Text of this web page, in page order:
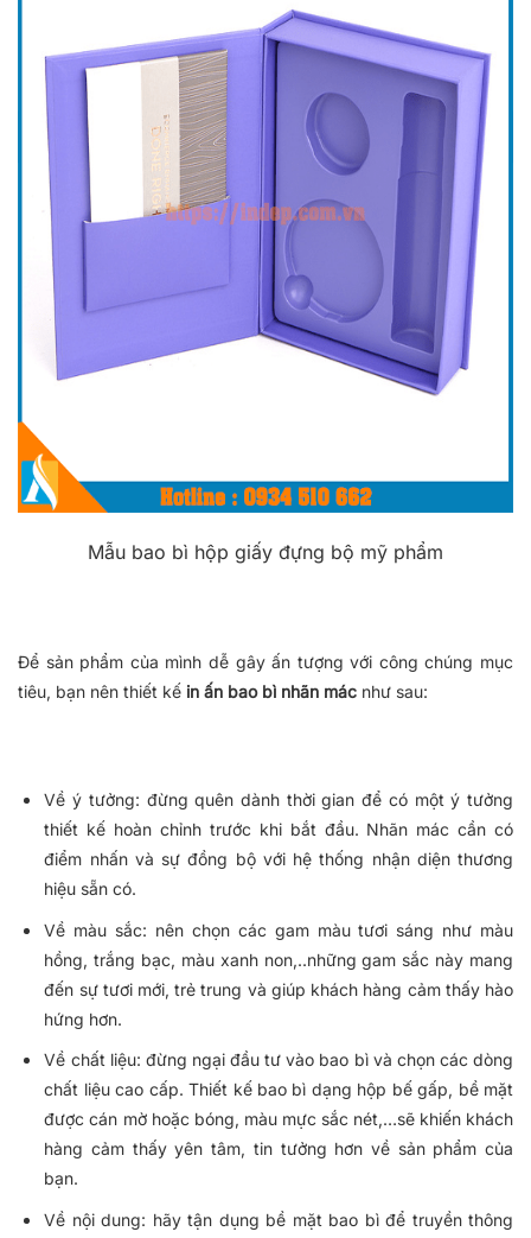
Mẫu bao bì hộp giấy đựng bộ mỹ phẩm
Để sản phẩm của mình dễ gây ấn tượng với công chúng mục
tiêu, bạn nên thiết kế in ấn bao bì nhãn mác như sau:
Về ý tưởng: đừng quên dành thời gian để có một ý tưởng
thiết kế hoàn chỉnh trước khi bắt đầu. Nhãn mác cần có
điểm nhấn và sự đồng bộ với hệ thống nhận diện thương
hiệu sẵn có.
Về màu sắc: nên chọn các gam màu tươi sáng như màu
hồng, trắng bạc, màu xanh non,..những gam sắc này mang
đến sự tươi mới, trẻ trung và giúp khách hàng cảm thấy hào
hứng hơn.
Về chất liệu: đừng ngại đầu tư vào bao bì và chọn các dòng
chất liệu cao cấp. Thiết kế bao bì dạng hộp bế gấp, bề mặt
được cán mờ hoặc bóng, màu mực sắc nét,…sẽ khiến khách
hàng cảm thấy yên tâm, tin tưởng hơn về sản phẩm của
bạn.
Về nội dung: hãy tận dụng bề mặt bao bì để truyền thông